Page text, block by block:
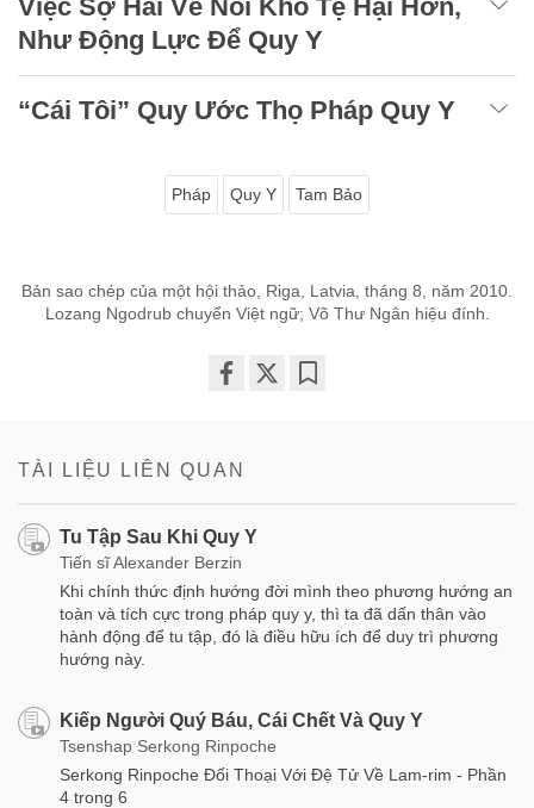
Việc Sợ Hãi Về Nỗi Khổ Tệ Hại Hơn,
Như Động Lực Để Quy Y
“Cái Tôi” Quy Ước Thọ Pháp Quy Y
Pháp Quy Y Tam Bảo
Bản sao chép của một hội thảo, Riga, Latvia, tháng 8, năm 2010.
Lozang Ngodrub chuyển Việt ngữ; Võ Thư Ngân hiệu đính.
TÀI LIỆU LIÊN QUAN
Tu Tập Sau Khi Quy Y
Tiến sĩ Alexander Berzin
Khi chính thức định hướng đời mình theo phương hướng an
toàn và tích cực trong pháp quy y, thì ta đã dấn thân vào
hành động để tu tập, đó là điều hữu ích để duy trì phương
hướng này.
Kiếp Người Quý Báu, Cái Chết Và Quy Y
Tsenshap Serkong Rinpoche
Serkong Rinpoche Đối Thoại Với Đệ Tử Về Lam-rim - Phần
4 trong 6